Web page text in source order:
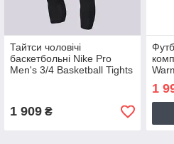
Тайтси чоловічі
баскетбольні Nike Pro
Men's 3/4 Basketball Tights
1 909₴
1